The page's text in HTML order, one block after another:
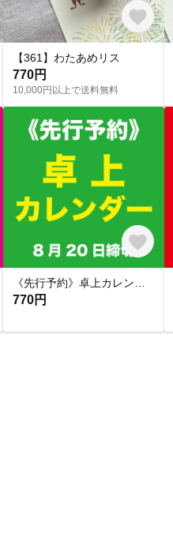
【361】わたあめリス
770円
10,000円以上で送料無料
770円